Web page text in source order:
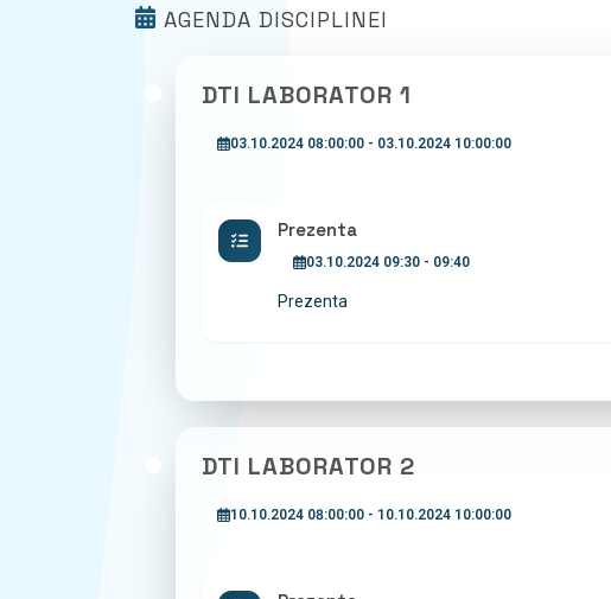
AGENDA DISCIPLINEI
DTI LABORATOR 1
03.10.2024 08:00:00 - 03.10.2024 10:00:00
Prezenta
03.10.2024 09:30 - 09:40
Prezenta
DTI LABORATOR 2
10.10.2024 08:00:00 - 10.10.2024 10:00:00